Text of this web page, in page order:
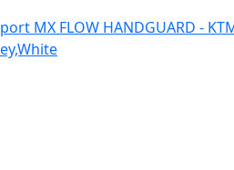
MX FLOW HANDGUARD -